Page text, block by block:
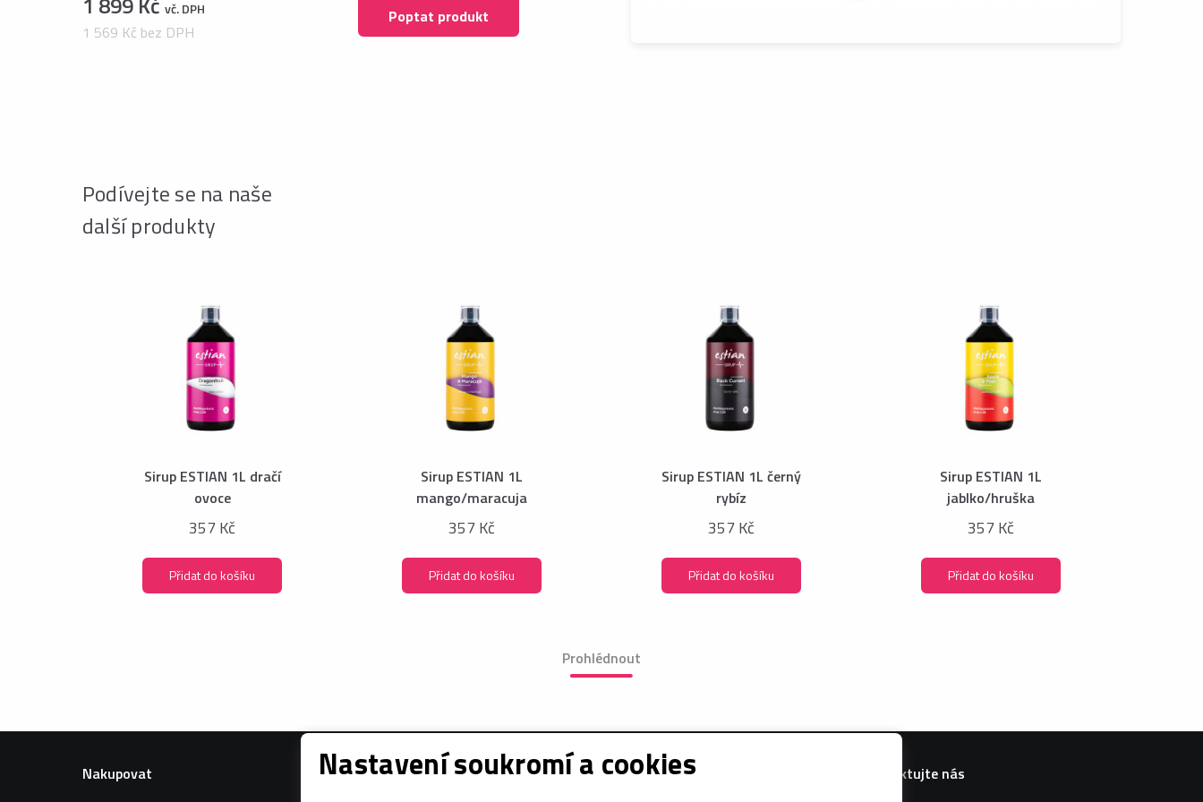
Nastavení soukromí a cookies
vč. DPH
1 569 Kč bez DPH
Poptat produkt
Podívejte se na naše
další produkty
Sirup ESTIAN 1L dračí
ovoce
357 Kč
Přidat do košíku
Sirup ESTIAN 1L
mango/maracuja
357 Kč
Přidat do košíku
Sirup ESTIAN 1L černý
rybíz
357 Kč
Přidat do košíku
Sirup ESTIAN 1L
jablko/hruška
357 Kč
Přidat do košíku
Prohlédnout
Nakupovat Informace o nákupu Sociální sítě Kontaktujte nás